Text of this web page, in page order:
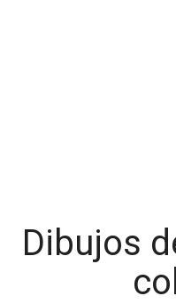
Dibujos